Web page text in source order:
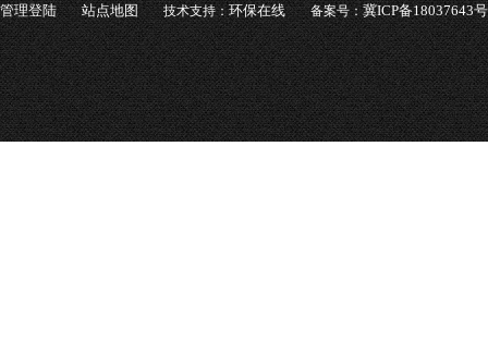
管理登陆 站点地图 技术支持：环保在线 备案号：冀ICP备18037643